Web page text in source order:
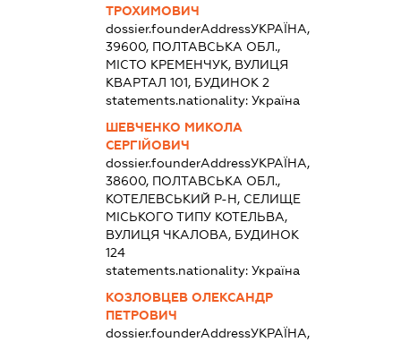
ТРОХИМОВИЧ
dossier.founderAddressУКРАЇНА,
39600, ПОЛТАВСЬКА ОБЛ.,
МІСТО КРЕМЕНЧУК, ВУЛИЦЯ
КВАРТАЛ 101, БУДИНОК 2
statements.nationality:Україна
ШЕВЧЕНКО МИКОЛА
СЕРГІЙОВИЧ
dossier.founderAddressУКРАЇНА,
38600, ПОЛТАВСЬКА ОБЛ.,
КОТЕЛЕВСЬКИЙ Р-Н, СЕЛИЩЕ
МІСЬКОГО ТИПУ КОТЕЛЬВА,
ВУЛИЦЯ ЧКАЛОВА, БУДИНОК
124
statements.nationality:Україна
КОЗЛОВЦЕВ ОЛЕКСАНДР
ПЕТРОВИЧ
dossier.founderAddressУКРАЇНА,